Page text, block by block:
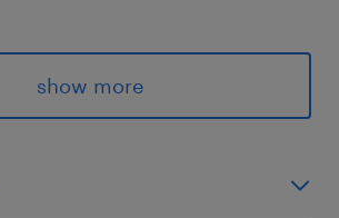
代、50代活躍中☆
show more